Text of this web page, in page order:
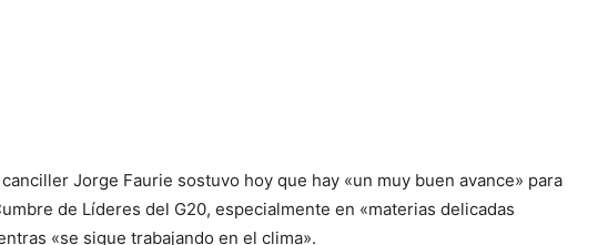
canciller Jorge Faurie sostuvo hoy que hay «un muy buen avance» para
de Líderes del G20, especialmente en «materias delicadas
«se sigue trabajando en el clima».